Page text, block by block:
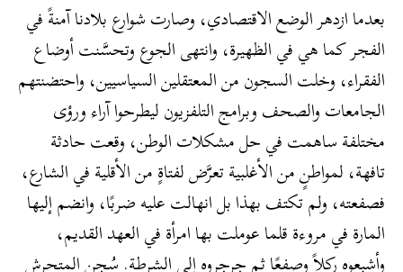
بعدما ازدهر الوضع الاقتصادي، وصارت شوارع بلادنا آمنةً في
الفجر كما هي في الظهيرة، وانتهى الجوع وتحسَّنت أوضاع
الفقراء، وخلت السجون من المعتقلين السياسيين، واحتضنتهم
الجامعات والصحف وبرامج التلفزيون ليطرحوا آراء ورؤى
مختلفة ساهمت في حل مشكلات الوطن، وقعت حادثة
تافهة، لمواطنٍ من الأغلبية تعرَّض لفتاةٍ من الأقلية في الشارع،
فصفعته، ولم تكتف بهذا بل انهالت عليه ضربًا، وانضم إليها
المارة في مروءة قلما عوملت بها امرأة في العهد القديم،
وأشبعوه ركلاً وصفعًا ثم جرجروه إلى الشرطة. سُجِن المتحرش